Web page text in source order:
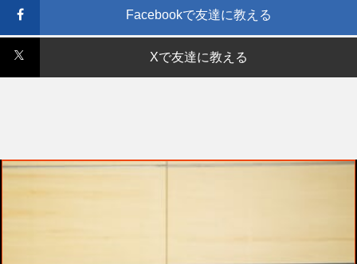
Facebookで友達に教える
Xで友達に教える